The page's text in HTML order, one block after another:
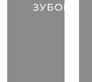
ЗУБОВ